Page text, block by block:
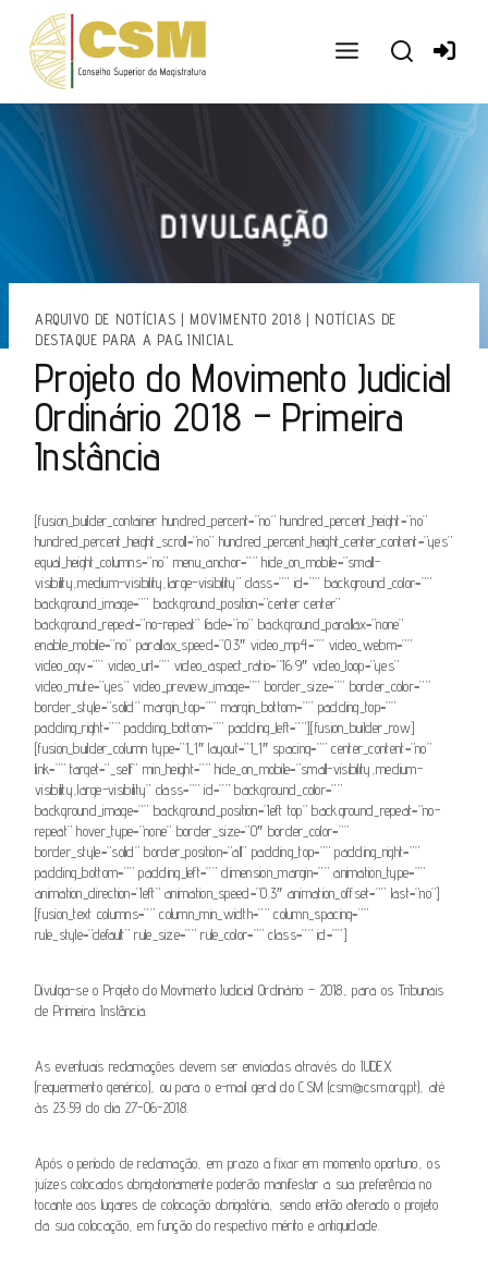
conteúdo
ARQUIVO DE NOTÍCIAS | MOVIMENTO 2018 | NOTÍCIAS DE
DESTAQUE PARA A PAG INICIAL
Projeto do Movimento Judicial
Ordinário 2018 – Primeira
Instância
[fusion_builder_container hundred_percent=”no” hundred_percent_height=”no”
hundred_percent_height_scroll=”no” hundred_percent_height_center_content=”yes”
equal_height_columns=”no” menu_anchor=”” hide_on_mobile=”small-
visibility,medium-visibility,large-visibility” class=”” id=”” background_color=””
background_image=”” background_position=”center center”
background_repeat=”no-repeat” fade=”no” background_parallax=”none”
enable_mobile=”no” parallax_speed=”0.3″ video_mp4=”” video_webm=””
video_ogv=”” video_url=”” video_aspect_ratio=”16:9″ video_loop=”yes”
video_mute=”yes” video_preview_image=”” border_size=”” border_color=””
border_style=”solid” margin_top=”” margin_bottom=”” padding_top=””
padding_right=”” padding_bottom=”” padding_left=””][fusion_builder_row]
[fusion_builder_column type=”1_1″ layout=”1_1″ spacing=”” center_content=”no”
link=”” target=”_self” min_height=”” hide_on_mobile=”small-visibility,medium-
visibility,large-visibility” class=”” id=”” background_color=””
background_image=”” background_position=”left top” background_repeat=”no-
repeat” hover_type=”none” border_size=”0″ border_color=””
border_style=”solid” border_position=”all” padding_top=”” padding_right=””
padding_bottom=”” padding_left=”” dimension_margin=”” animation_type=””
animation_direction=”left” animation_speed=”0.3″ animation_offset=”” last=”no”]
[fusion_text columns=”” column_min_width=”” column_spacing=””
rule_style=”default” rule_size=”” rule_color=”” class=”” id=””]
Divulga-se o Projeto do Movimento Judicial Ordinário – 2018, para os Tribunais
de Primeira Instância.
As eventuais reclamações devem ser enviadas através do IUDEX
(requerimento genérico), ou para o e-mail geral do CSM (csm@csm.org.pt), até
às 23:59 do dia 27-06-2018.
Após o período de reclamação, em prazo a fixar em momento oportuno, os
juízes colocados obrigatoriamente poderão manifestar a sua preferência no
tocante aos lugares de colocação obrigatória, sendo então alterado o projeto
da sua colocação, em função do respectivo mérito e antiguidade.